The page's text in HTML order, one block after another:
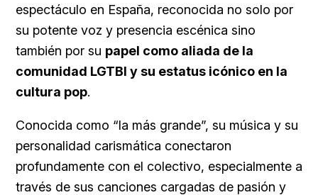
espectáculo en España, reconocida no solo por
su potente voz y presencia escénica sino
también por su papel como aliada de la
comunidad LGTBI y su estatus icónico en la
cultura pop.
Conocida como “la más grande”, su música y su
personalidad carismática conectaron
profundamente con el colectivo, especialmente a
través de sus canciones cargadas de pasión y